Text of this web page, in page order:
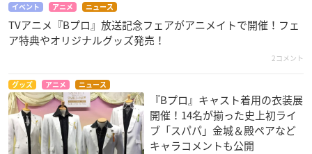
イベント アニメ ニュース
TVアニメ『Bプロ』放送記念フェアがアニメイトで開催！フェ
ア特典やオリジナルグッズ発売！
2コメント
グッズ アニメ ニュース
『Bプロ』キャスト着用の衣装展
開催！14名が揃った史上初ライ
ブ「スパパ」金城＆殿ペアなど
キャラコメントも公開